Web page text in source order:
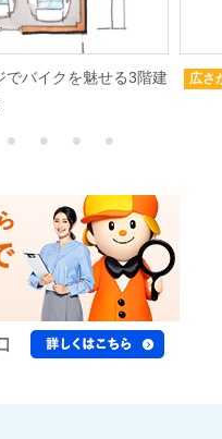
でバイクを魅せる3階建
広さ